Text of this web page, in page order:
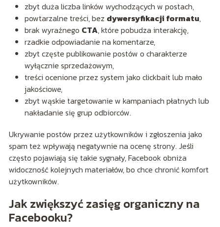
zbyt duża liczba linków wychodzących w postach,
powtarzalne treści, bez dywersyfikacji formatu,
brak wyraźnego CTA, które pobudza interakcję,
rzadkie odpowiadanie na komentarze,
zbyt częste publikowanie postów o charakterze
wyłącznie sprzedażowym,
treści ocenione przez system jako clickbait lub mało
jakościowe,
zbyt wąskie targetowanie w kampaniach płatnych lub
nakładanie się grup odbiorców.
Ukrywanie postów przez użytkowników i zgłoszenia jako
spam też wpływają negatywnie na ocenę strony. Jeśli
często pojawiają się takie sygnały, Facebook obniża
widoczność kolejnych materiałów, bo chce chronić komfort
użytkowników.
Jak zwiększyć zasięg organiczny na
Facebooku?